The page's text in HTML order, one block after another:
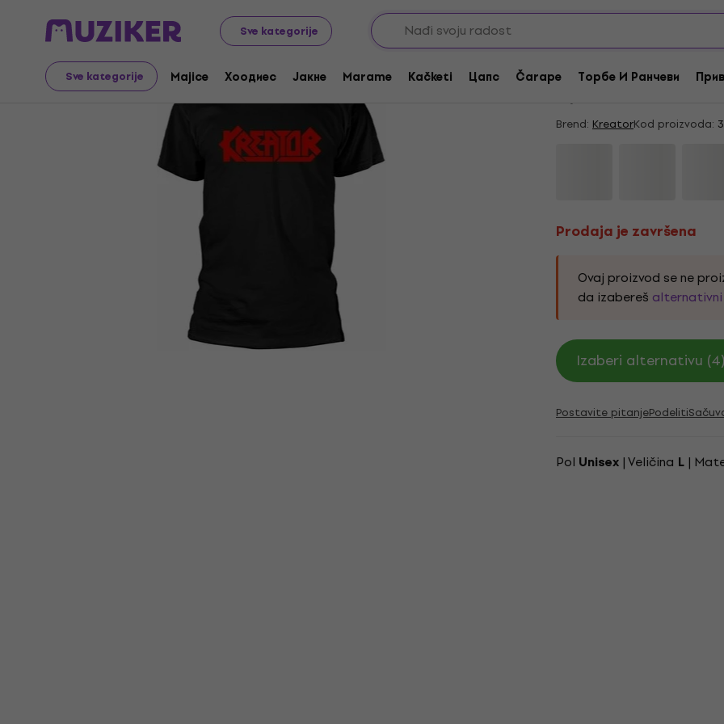
Sve kategorije
Sve kategorije Majice Хоодиес Јакне Marame Kačketi Цапс Čarape Торбе И Ранчеви
Merch Music Merch
Prodaja je završena
Prodaja je završena
Kreator Logo Black
Brend: KreatorKod proizvoda:
Prodaja je završena
Ovaj proizvod se ne
da izabereš
Izaberi alternativu
Postavite pitanjePodeliti
Pol Unisex | Veličina L |